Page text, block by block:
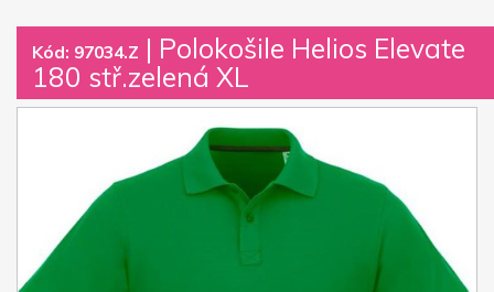
Kód: 97034.Z | Polokošile Helios Elevate
180 stř.zelená XL